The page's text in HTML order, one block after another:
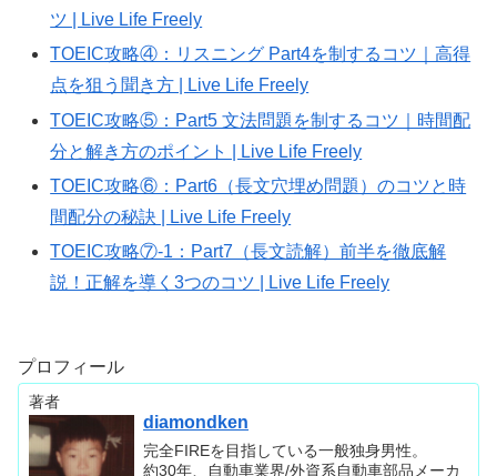
ツ | Live Life Freely
TOEIC攻略④：リスニング Part4を制するコツ｜高得
点を狙う聞き方 | Live Life Freely
TOEIC攻略⑤：Part5 文法問題を制するコツ｜時間配
分と解き方のポイント | Live Life Freely
TOEIC攻略⑥：Part6（長文穴埋め問題）のコツと時
間配分の秘訣 | Live Life Freely
TOEIC攻略⑦-1：Part7（長文読解）前半を徹底解
説！正解を導く3つのコツ | Live Life Freely
プロフィール
著者
diamondken
完全FIREを目指している一般独身男性。
約30年、自動車業界/外資系自動車部品メーカ